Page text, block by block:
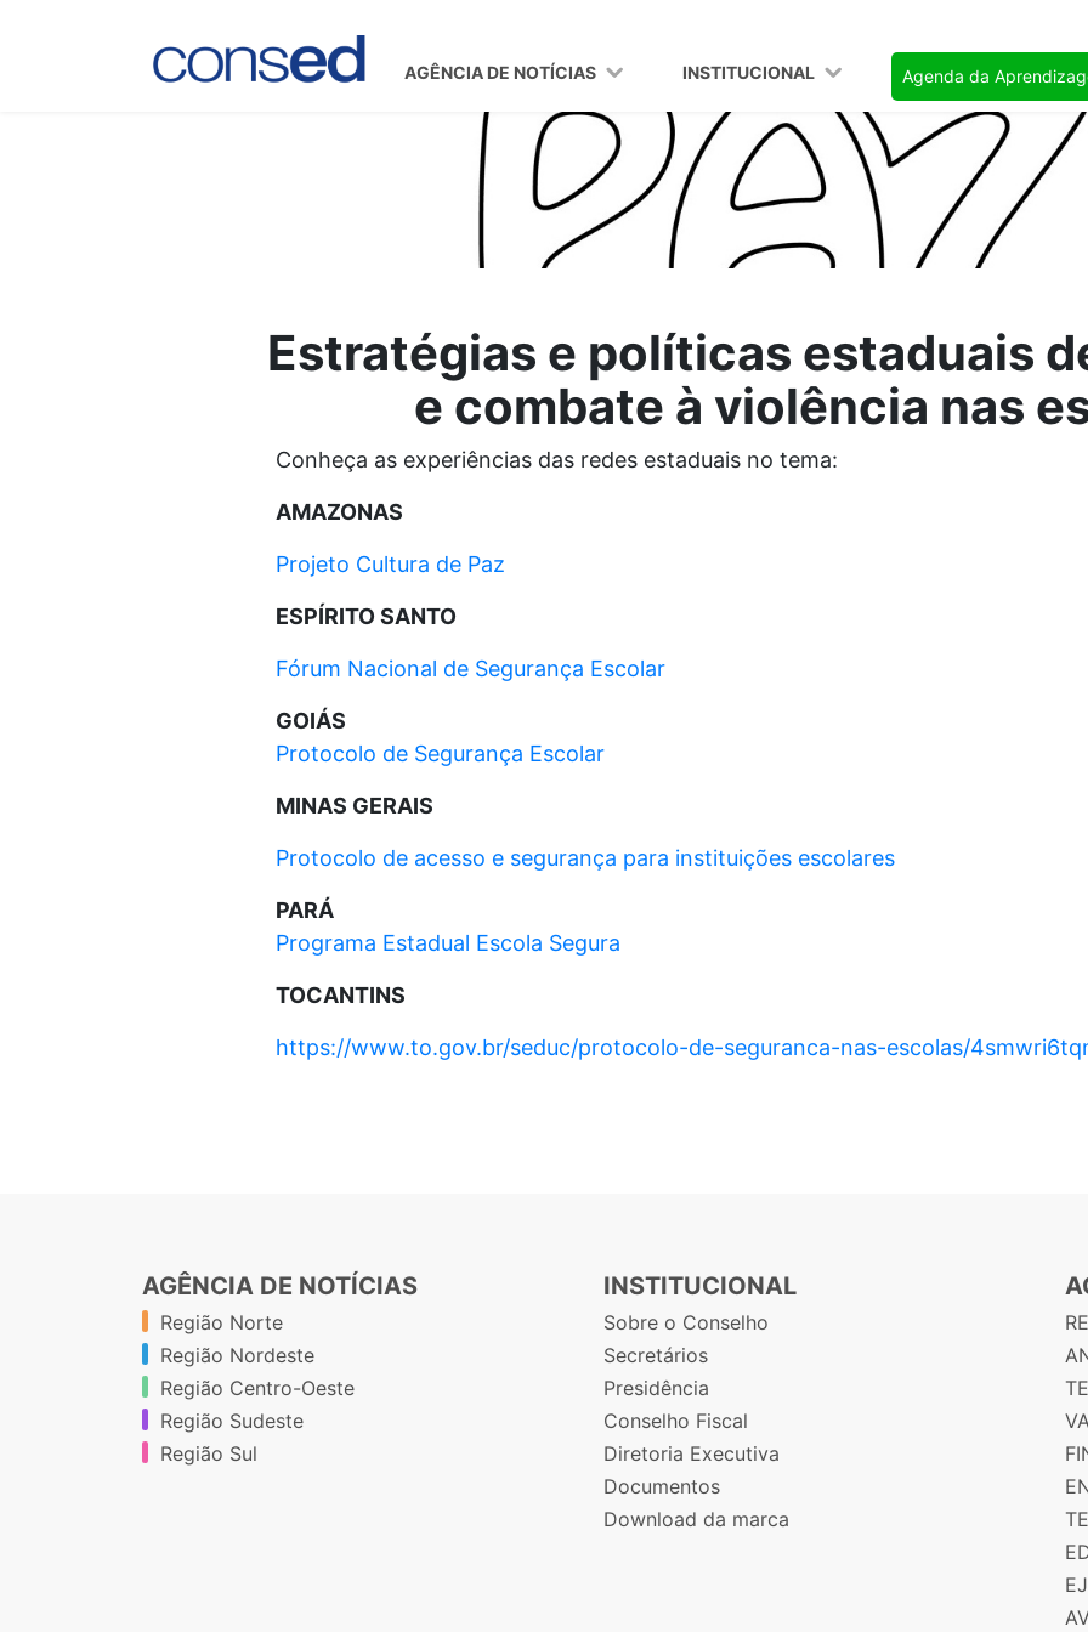
AGÊNCIA DE NOTÍCIAS INSTITUCIONAL Agenda da
Estratégias e políticas estaduais
e combate à violência nas
Conheça as experiências das redes estaduais no tema:
AMAZONAS
Projeto Cultura de Paz
ESPÍRITO SANTO
Fórum Nacional de Segurança Escolar
GOIÁS
Protocolo de Segurança Escolar
MINAS GERAIS
Protocolo de acesso e segurança para instituições escolares
PARÁ
Programa Estadual Escola Segura
TOCANTINS
https://www.to.gov.br/seduc/protocolo-de-seguranca-nas-escolas/
AGÊNCIA DE NOTÍCIAS
Região Norte
Região Nordeste
Região Centro-Oeste
Região Sudeste
Região Sul
INSTITUCIONAL
Sobre o Conselho
Secretários
Presidência
Conselho Fiscal
Diretoria Executiva
Documentos
Download da marca